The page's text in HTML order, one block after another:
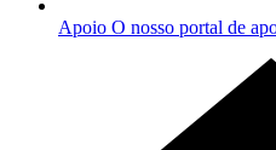
Apoio O nosso portal de